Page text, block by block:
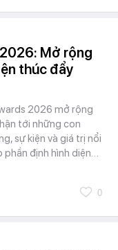
Mở rộng
thúc đẩy
2026 mở rộng
tới những con
sự kiện và giá trị nổi
định hình diện…
0